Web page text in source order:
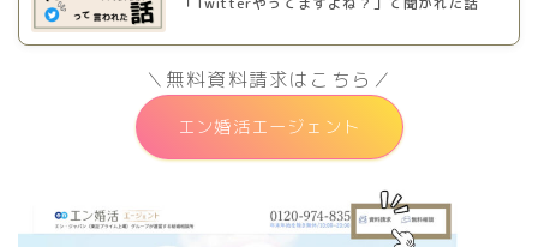
＼無料資料請求はこちら／
エン婚活エージェント